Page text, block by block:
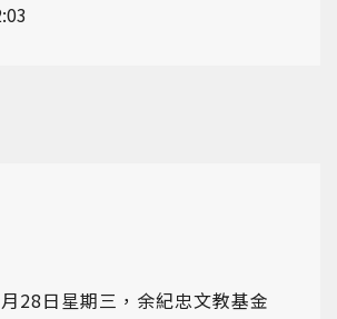
28日星期三，余紀忠文教基金